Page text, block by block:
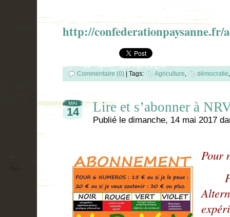
http://confederationpaysanne.fr/
Commentaire (0) | Tags: Agriculture démocratie
MAI
14 Lire et s’abonner à
Publié le dimanche, 14 mai 2017
Pour